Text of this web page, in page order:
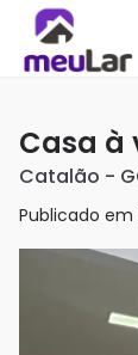
Casa à
Catalão -
Publicado em